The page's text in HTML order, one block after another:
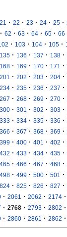
21 · 22 · 23 · 24 · 25 ·
· 62 · 63 · 64 · 65 · 66
· 103 · 104 · 105 ·
135 · 136 · 137 · 138 ·
168 · 169 · 170 · 171 ·
201 · 202 · 203 · 204 ·
234 · 235 · 236 · 237 ·
267 · 268 · 269 · 270 ·
300 · 301 · 302 · 303 ·
333 · 334 · 335 · 336 ·
366 · 367 · 368 · 369 ·
399 · 400 · 401 · 402 ·
432 · 433 · 434 · 435 ·
465 · 466 · 467 · 468 ·
498 · 499 · 500 · 501 ·
824 · 825 · 826 · 827 ·
· 2061 · 2062 · 2174 ·
· 2768 · 2793 · 2802 ·
· 2860 · 2861 · 2862 ·